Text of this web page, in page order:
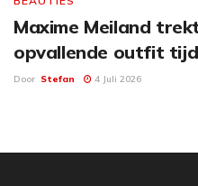
Maxime Meiland
opvallende outfit
Door Stefan 4 Juli 2026